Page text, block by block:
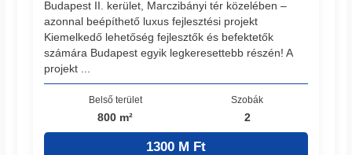
Budapest II. kerület, Marczibányi tér közelében –
azonnal beépíthető luxus fejlesztési projekt
Kiemelkedő lehetőség fejlesztők és befektetők
számára Budapest egyik legkeresettebb részén! A
projekt ...
Belső terület
800 m²
Szobák
2
1300 M Ft